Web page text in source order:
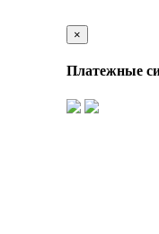
×
Платежные